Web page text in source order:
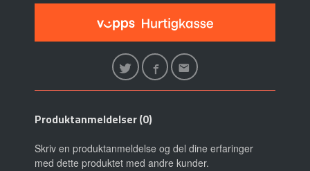
Produktanmeldelser (0)
Skriv en produktanmeldelse og del dine erfaringer
med dette produktet med andre kunder.